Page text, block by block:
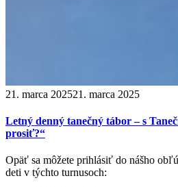
21. marca 202521. marca 2025
Letný denný tanečný tábor – s
prosiť?“
Opäť sa môžete prihlásiť do nášho
deti v týchto turnusoch: